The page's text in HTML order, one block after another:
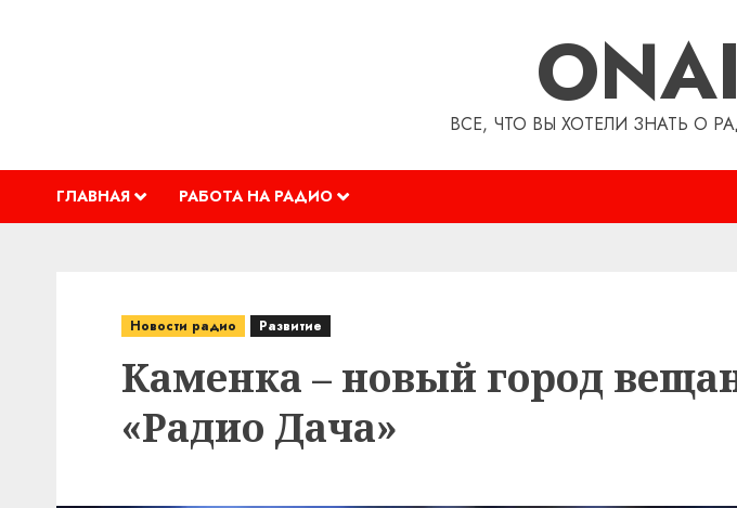
ВСЕ, ЧТО ВЫ ХОТЕЛИ ЗНАТЬ О
ГЛАВНАЯ РАБОТА НА РАДИО
Новости радио Развитие
Каменка – новый город
«Радио Дача»